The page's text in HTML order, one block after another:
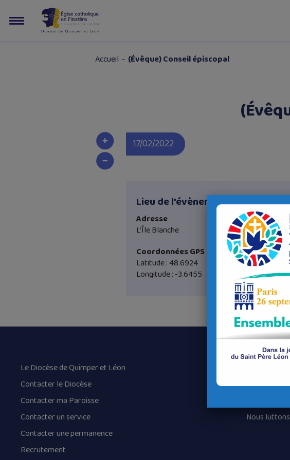
Accueil - (Évêque) Conseil épiscopal
17/02/2022
Lieu de l'évènement
Adresse
L’Île Blanche
Coordonnées GPS
Latitude : 48.6924
Longitude : -3.6455
Le Diocèse de Quimper et Léon
Contacter le Diocèse
Contacter ma Paroisse
Contacter un service
Contacter une permanence
Recrutement
Les services
Nous